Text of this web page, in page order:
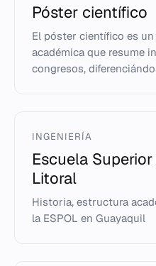
Póster científico
El póster científico es
académica que resume
congresos,
INGENIERÍA
Escuela
Litoral
Historia, estructura
la ESPOL en Guayaquil